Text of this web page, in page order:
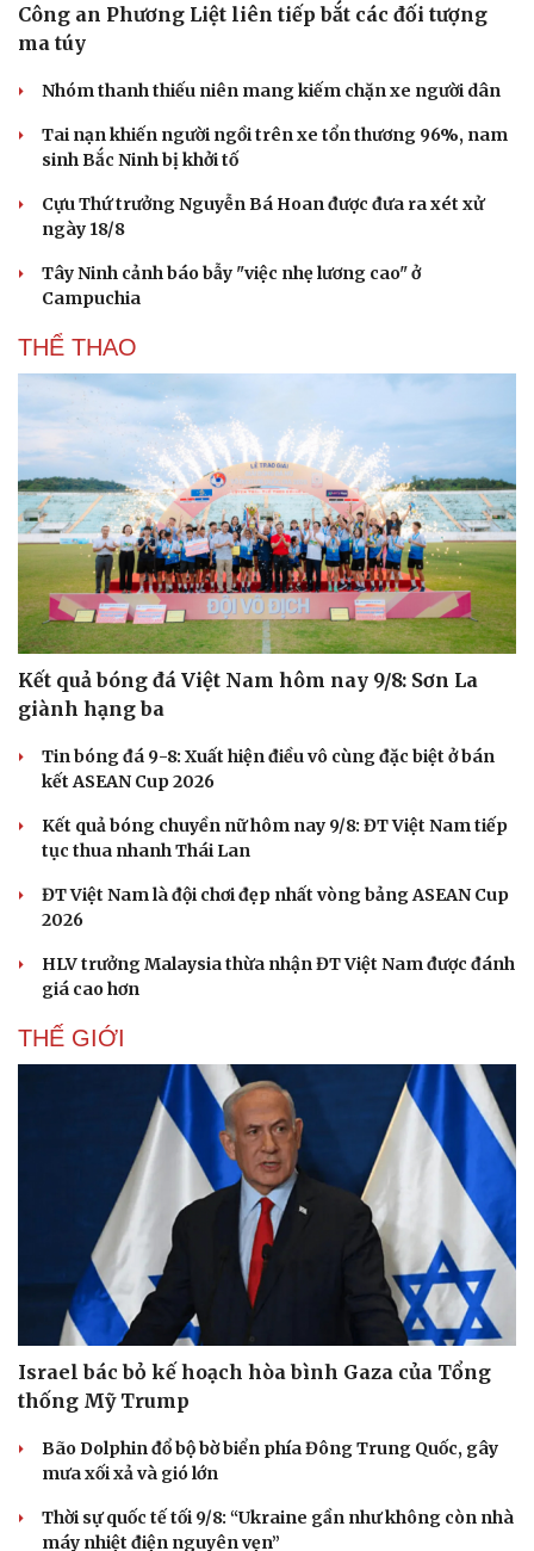
Văn hóa
Sân khấu - Điện ảnh
Văn học
Di sản
Giải trí
Nghệ sĩ
Công an Phương Liệt liên tiếp bắt các đối tượng
ma túy
Nhóm thanh thiếu niên mang kiếm chặn xe người dân
Tai nạn khiến người ngồi trên xe tổn thương 96%, nam
sinh Bắc Ninh bị khởi tố
Cựu Thứ trưởng Nguyễn Bá Hoan được đưa ra xét xử
ngày 18/8
Tây Ninh cảnh báo bẫy "việc nhẹ lương cao" ở
Campuchia
THỂ THAO
Kết quả bóng đá Việt Nam hôm nay 9/8: Sơn La
giành hạng ba
Tin bóng đá 9-8: Xuất hiện điều vô cùng đặc biệt ở bán
kết ASEAN Cup 2026
Kết quả bóng chuyền nữ hôm nay 9/8: ĐT Việt Nam tiếp
tục thua nhanh Thái Lan
ĐT Việt Nam là đội chơi đẹp nhất vòng bảng ASEAN Cup
2026
HLV trưởng Malaysia thừa nhận ĐT Việt Nam được đánh
giá cao hơn
THẾ GIỚI
Israel bác bỏ kế hoạch hòa bình Gaza của Tổng
thống Mỹ Trump
Bão Dolphin đổ bộ bờ biển phía Đông Trung Quốc, gây
mưa xối xả và gió lớn
Thời sự quốc tế tối 9/8: “Ukraine gần như không còn nhà
máy nhiệt điện nguyên vẹn”